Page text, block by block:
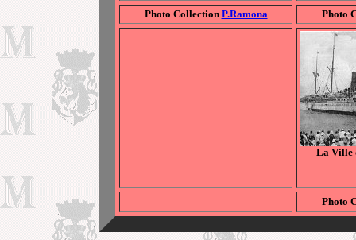
Photo Collection P.Ramona Photo
La Ville
Photo